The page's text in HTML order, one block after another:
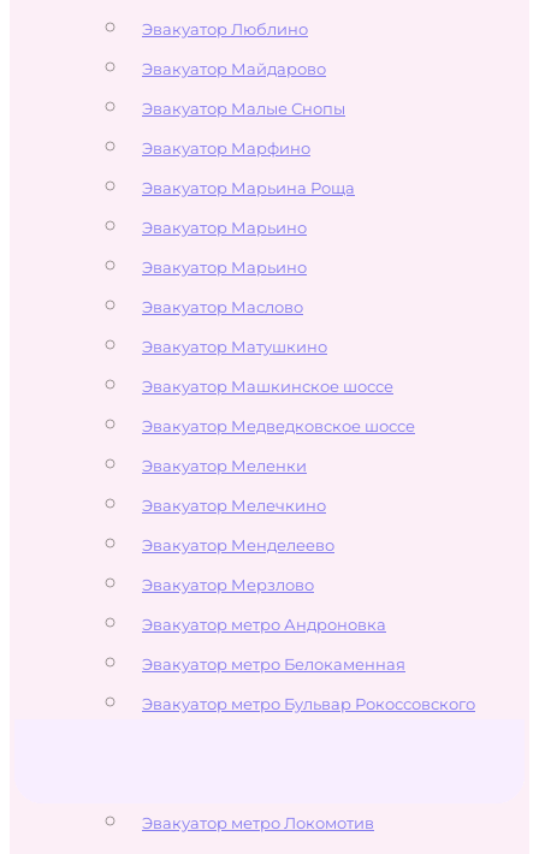
Эвакуатор Люблино
Эвакуатор Майдарово
Эвакуатор Малые Снопы
Эвакуатор Марфино
Эвакуатор Марьина Роща
Эвакуатор Марьино
Эвакуатор Марьино
Эвакуатор Маслово
Эвакуатор Матушкино
Эвакуатор Машкинское шоссе
Эвакуатор Медведковское шоссе
Эвакуатор Меленки
Эвакуатор Мелечкино
Эвакуатор Менделеево
Эвакуатор Мерзлово
Эвакуатор метро Андроновка
Эвакуатор метро Белокаменная
Эвакуатор метро Бульвар Рокоссовского
Эвакуатор метро Локомотив